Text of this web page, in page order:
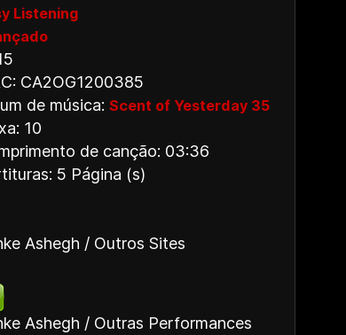
Listening
CA2OG1200385
de música: Scent of Yesterday 35
10
de canção: 03:36
5 Página (s)
Ashegh / Outros Sites
Ashegh / Outras Performances